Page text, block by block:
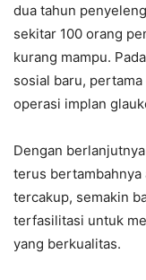
dua tahun
sekitar 100 orang
kurang mampu.
sosial baru,
operasi implan
Dengan
terus bertambahnya
tercakup, semakin
terfasilitasi untuk
yang berkualitas.